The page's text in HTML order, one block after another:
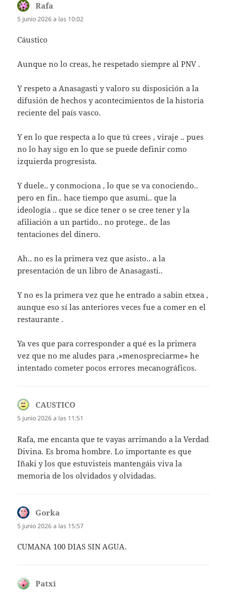
Rafa
5 junio 2026 a las 10:02
Cáustico
Aunque no lo creas, he respetado siempre al PNV .
Y respeto a Anasagasti y valoro su disposición a la
difusión de hechos y acontecimientos de la historia
reciente del país vasco.
Y en lo que respecta a lo que tú crees , viraje .. pues
no lo hay sigo en lo que se puede definir como
izquierda progresista.
Y duele.. y conmociona , lo que se va conociendo..
pero en fin.. hace tiempo que asumi.. que la
ideología .. que se dice tener o se cree tener y la
afiliación a un partido.. no protege.. de las
tentaciones del dinero.
Ah.. no es la primera vez que asisto.. a la
presentación de un libro de Anasagasti..
Y no es la primera vez que he entrado a sabin etxea ,
aunque eso sí las anteriores veces fue a comer en el
restaurante .
Ya ves que para corresponder a qué es la primera
vez que no me aludes para ,»menospreciarme» he
intentado cometer pocos errores mecanográficos.
CAUSTICO
5 junio 2026 a las 11:51
Rafa, me encanta que te vayas arrimando a la Verdad
Divina. Es broma hombre. Lo importante es que
Iñaki y los que estuvisteis mantengáis viva la
memoria de los olvidados y olvidadas.
Gorka
5 junio 2026 a las 15:57
CUMANA 100 DIAS SIN AGUA.
Patxi